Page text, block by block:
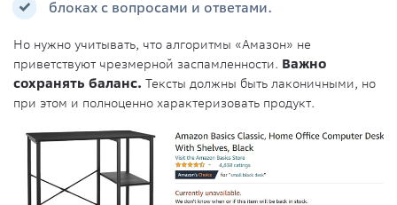
блоках с вопросами и ответами.
Но нужно учитывать, что алгоритмы «Амазон» не
приветствуют чрезмерной заспамленности. Важно
сохранять баланс. Тексты должны быть лаконичными, но
при этом и полноценно характеризовать продукт.